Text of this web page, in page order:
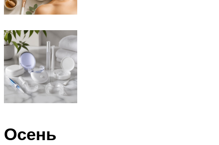
Осень